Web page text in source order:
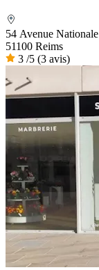
54 Avenue Nationale
51100 Reims
3 /5 (3 avis)